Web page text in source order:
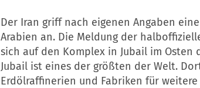
Der Iran griff nach eigenen Angaben
Arabien an. Die Meldung der
sich auf den Komplex in Jubail im Osten
Jubail ist eines der größten der Welt.
Erdölraffinerien und Fabriken für